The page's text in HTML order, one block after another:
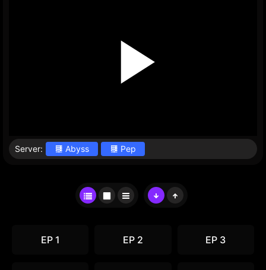
Server: Abyss Pep
EP 1 EP 2 EP 3